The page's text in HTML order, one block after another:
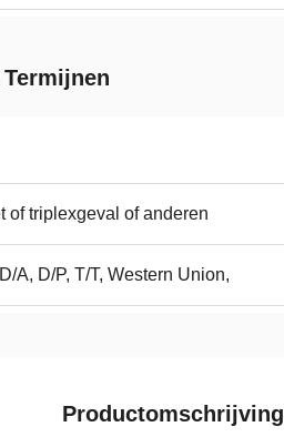
of triplexgeval of anderen
A, D/P, T/T, Western Union,
Productomschrijving